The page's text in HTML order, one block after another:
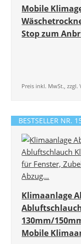
Mobile
Stop zum
Preis inkl. MwSt.,
BESTSELLER NR.
Klimaanlage
130mm/
Mobile